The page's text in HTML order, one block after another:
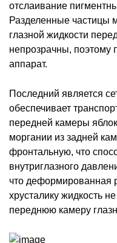
отслаивание
Разделенные частицы
глазной жидкости
непрозрачны, поэтому
аппарат.
Последний является
обеспечивает
передней камеры
моргании из задней
фронтальную, что
внутриглазного
что деформированная
хрусталику жидкость
переднюю камеру